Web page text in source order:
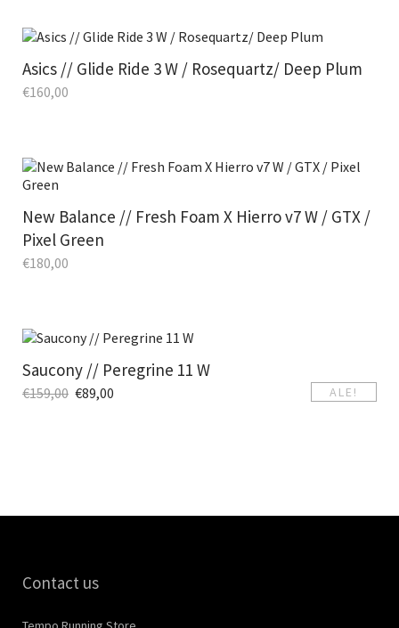
Asics // Glide Ride 3 W / Rosequartz/ Deep Plum
€160,00
New Balance // Fresh Foam X Hierro v7 W / GTX /
Pixel Green
€180,00
ALE!
Saucony // Peregrine 11 W
€159,00 €89,00
Contact us